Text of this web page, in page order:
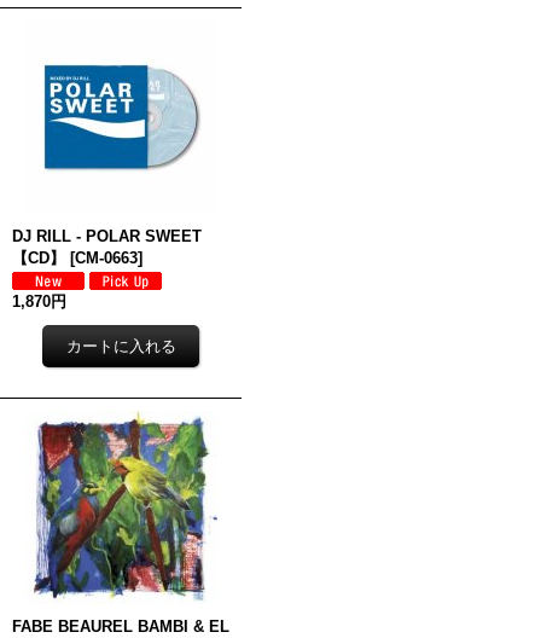
DJ RILL - POLAR SWEET
【CD】
[CM-0663]
1,870円
FABE BEAUREL BAMBI & EL